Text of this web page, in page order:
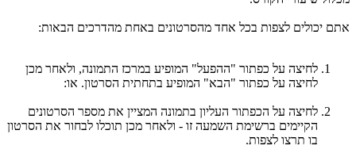
אתם יכולים לצפות בכל אחד מהסרטונים באחת מהדרכים הבאות:
לחיצה על כפתור "ההפעל" המופיע במרכז התמונה, ולאחר מכן
לחיצה על כפתור "הבא" המופיע בתחתית הסרטון. או:
לחיצה על הכפתור העליון בתמונה המציין את מספר הסרטונים
הקיימים ברשימת השמעה זו - ולאחר מכן תוכלו לבחור את הסרטון
בו תרצו לצפות.